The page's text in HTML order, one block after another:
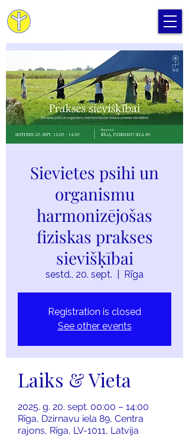
Sievietes psihi un
organismu
harmonizējošas
fiziskas prakses
sievišķībai
sestd., 20. sept. Rīga
Registration is closed
See other events
Laiks & Vieta
2025. g. 20. sept. 00:00 – 14:00
Rīga, Dzirnavu iela 89, Centra
rajons, Rīga, LV-1011, Latvija